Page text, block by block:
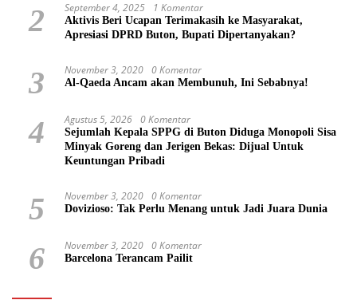
2 September 4, 2025 1 Komentar
Aktivis Beri Ucapan Terimakasih ke Masyarakat,
Apresiasi DPRD Buton, Bupati Dipertanyakan?
3 November 3, 2020 0 Komentar
Al-Qaeda Ancam akan Membunuh, Ini Sebabnya!
4 Agustus 5, 2026 0 Komentar
Sejumlah Kepala SPPG di Buton Diduga Monopoli Sisa
Minyak Goreng dan Jerigen Bekas: Dijual Untuk
Keuntungan Pribadi
5 November 3, 2020 0 Komentar
Dovizioso: Tak Perlu Menang untuk Jadi Juara Dunia
6 November 3, 2020 0 Komentar
Barcelona Terancam Pailit